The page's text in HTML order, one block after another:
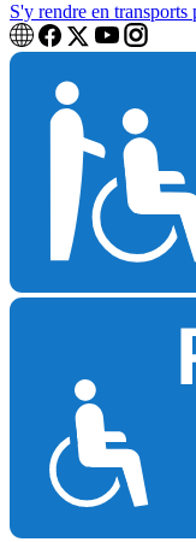
S'y rendre en transports